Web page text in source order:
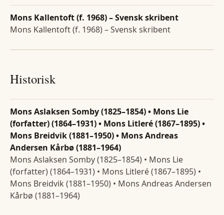
Mons Kallentoft (f. 1968) – Svensk skribent
Mons Kallentoft (f. 1968) – Svensk skribent
Historisk
Mons Aslaksen Somby (1825–1854) • Mons Lie
(forfatter) (1864–1931) • Mons Litleré (1867–1895) •
Mons Breidvik (1881–1950) • Mons Andreas
Andersen Kårbø (1881–1964)
Mons Aslaksen Somby (1825–1854) • Mons Lie
(forfatter) (1864–1931) • Mons Litleré (1867–1895) •
Mons Breidvik (1881–1950) • Mons Andreas Andersen
Kårbø (1881–1964)